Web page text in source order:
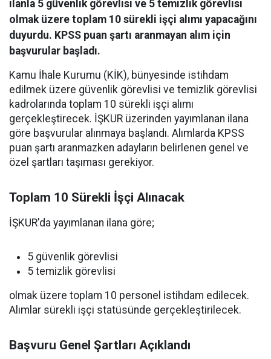
ilanla 5 güvenlik görevlisi ve 5 temizlik görevlisi
olmak üzere toplam 10 sürekli işçi alımı yapacağını
duyurdu. KPSS puan şartı aranmayan alım için
başvurular başladı.
Kamu İhale Kurumu (KİK), bünyesinde istihdam
edilmek üzere güvenlik görevlisi ve temizlik görevlisi
kadrolarında toplam 10 sürekli işçi alımı
gerçekleştirecek. İŞKUR üzerinden yayımlanan ilana
göre başvurular alınmaya başlandı. Alımlarda KPSS
puan şartı aranmazken adayların belirlenen genel ve
özel şartları taşıması gerekiyor.
Toplam 10 Sürekli İşçi Alınacak
İŞKUR'da yayımlanan ilana göre;
5 güvenlik görevlisi
5 temizlik görevlisi
olmak üzere toplam 10 personel istihdam edilecek.
Alımlar sürekli işçi statüsünde gerçekleştirilecek.
Başvuru Genel Şartları Açıklandı